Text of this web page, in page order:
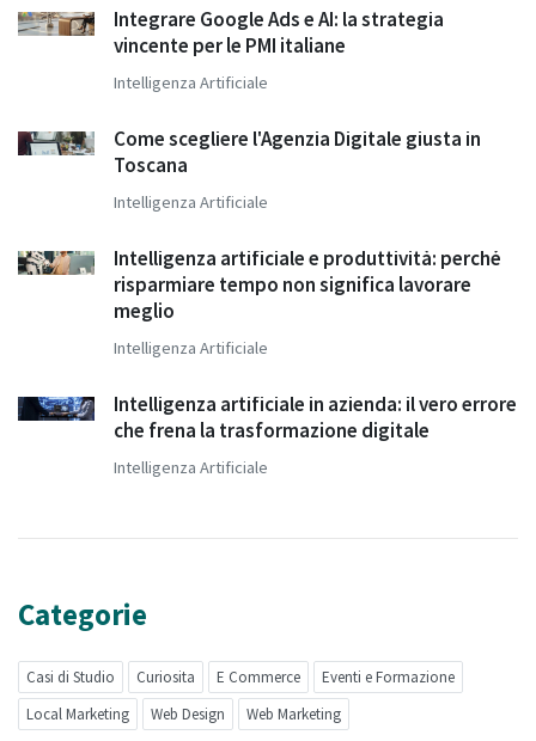
Integrare Google Ads e AI: la strategia
vincente per le PMI italiane
Intelligenza Artificiale
Come scegliere l'Agenzia Digitale giusta in
Toscana
Intelligenza Artificiale
Intelligenza artificiale e produttività: perché
risparmiare tempo non significa lavorare
meglio
Intelligenza Artificiale
Intelligenza artificiale in azienda: il vero errore
che frena la trasformazione digitale
Intelligenza Artificiale
Categorie
Casi di Studio Curiosita E Commerce
Eventi e Formazione
Local Marketing
Web Design Web Marketing